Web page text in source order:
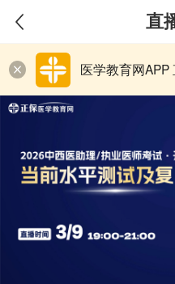
直
医学教育网